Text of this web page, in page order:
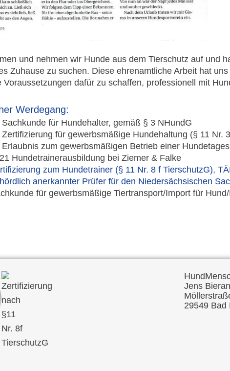
und nehmen wir Hunde aus dem Tierschutz auf und
Zuhause zu suchen. Diese ehrenamtliche Arbeit hat
Voraussetzungen dafür zu schaffen, professionell mit
Werdegang:
für Hundehalter, gemäß § 3 NHundG
für gewerbsmäßige Hundehaltung (§ 11 Nr.
zum gewerbsmäßigen Betrieb einer
Hundetrainerausbildung bei Ziemer & Falke
zum Hundetrainer (§ 11 Nr. 8 f TierschutzG),
anerkannter Prüfer für den Niedersächsischen
für gewerbsmäßige Tiertransport/Import für
Jens
29549 Bad